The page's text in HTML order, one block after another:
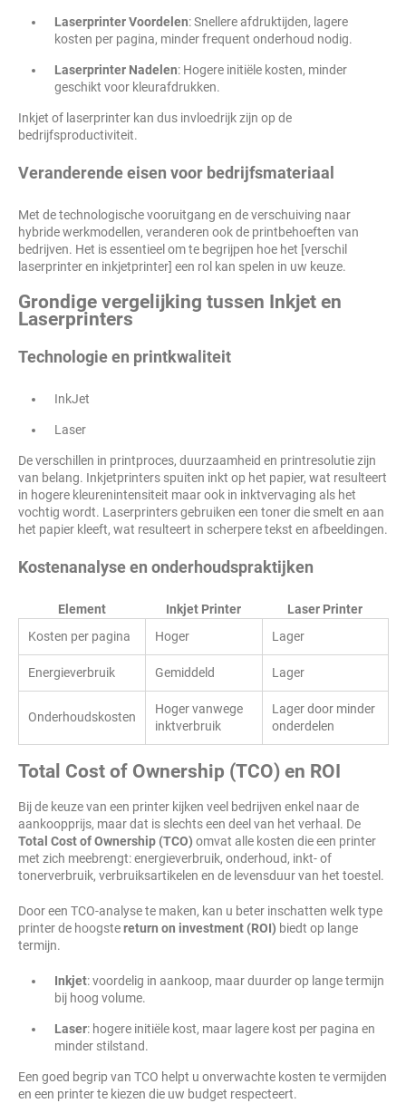
Laserprinter Voordelen: Snellere afdruktijden, lagere
kosten per pagina, minder frequent onderhoud nodig.
Laserprinter Nadelen: Hogere initiële kosten, minder
geschikt voor kleurafdrukken.
Inkjet of laserprinter kan dus invloedrijk zijn op de
bedrijfsproductiviteit.
Veranderende eisen voor bedrijfsmateriaal
Met de technologische vooruitgang en de verschuiving naar
hybride werkmodellen, veranderen ook de printbehoeften van
bedrijven. Het is essentieel om te begrijpen hoe het [verschil
laserprinter en inkjetprinter] een rol kan spelen in uw keuze.
Grondige vergelijking tussen Inkjet en
Laserprinters
Technologie en printkwaliteit
InkJet
Laser
De verschillen in printproces, duurzaamheid en printresolutie zijn
van belang. Inkjetprinters spuiten inkt op het papier, wat resulteert
in hogere kleurenintensiteit maar ook in inktvervaging als het
vochtig wordt. Laserprinters gebruiken een toner die smelt en aan
het papier kleeft, wat resulteert in scherpere tekst en afbeeldingen.
Kostenanalyse en onderhoudspraktijken
Element Inkjet Printer
Laser Printer
Kosten per pagina
Hoger Lager
Energieverbruik Gemiddeld Lager
Onderhoudskosten
Hoger vanwege
inktverbruik
Lager door minder
onderdelen
Total Cost of Ownership (TCO) en ROI
Bij de keuze van een printer kijken veel bedrijven enkel naar de
aankoopprijs, maar dat is slechts een deel van het verhaal. De
Total Cost of Ownership (TCO) omvat alle kosten die een printer
met zich meebrengt: energieverbruik, onderhoud, inkt- of
tonerverbruik, verbruiksartikelen en de levensduur van het toestel.
Door een TCO-analyse te maken, kan u beter inschatten welk type
printer de hoogstereturn on investment (ROI) biedt op lange
termijn.
Inkjet: voordelig in aankoop, maar duurder op lange termijn
bij hoog volume.
Laser: hogere initiële kost, maar lagere kost per pagina en
minder stilstand.
Een goed begrip van TCO helpt u onverwachte kosten te vermijden
en een printer te kiezen die uw budget respecteert.